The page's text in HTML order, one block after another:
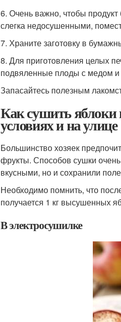
6. Очень важно, чтобы
слегка недосушенными,
7. Храните заготовку в
8. Для приготовления целых
подвяленные плоды с медом и
Запасайтесь полезным
Как сушить
условиях и на улице
Большинство хозяек
фрукты. Способов сушки очень
вкусными, но и сохранили
Необходимо помнить, что
получается 1 кг высушенных
В электросушилке